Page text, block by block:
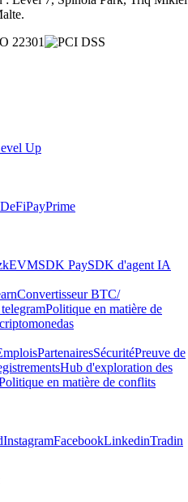
Up
PayPrime
SDK PaySDK d'agent IA
Convertisseur BTC/
Politique en matière de
PartenairesSécuritéPreuve de
Hub d'exploration des
en matière de conflits
InstagramFacebookLinkedinTradin